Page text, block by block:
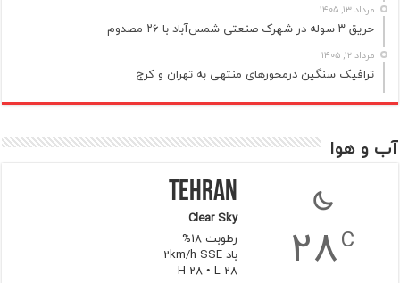
مرداد ۱۳, ۱۴۰۵
حریق ۳ سوله در شهرک صنعتی شمس‌آباد با ۲۶ مصدوم
مرداد ۱۲, ۱۴۰۵
ترافیک سنگین درمحورهای منتهی به تهران و کرج
آب و هوا
28C
Tehran
Clear Sky
رطوبت 18%
باد 2km/h SSE
H 28 • L 28